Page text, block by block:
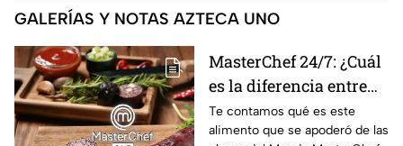
GALERÍAS Y NOTAS AZTECA UNO
MasterChef 24/7: ¿Cuál
es la diferencia entre
morcilla y moronga?
Te contamos qué es este
alimento que se apoderó de las